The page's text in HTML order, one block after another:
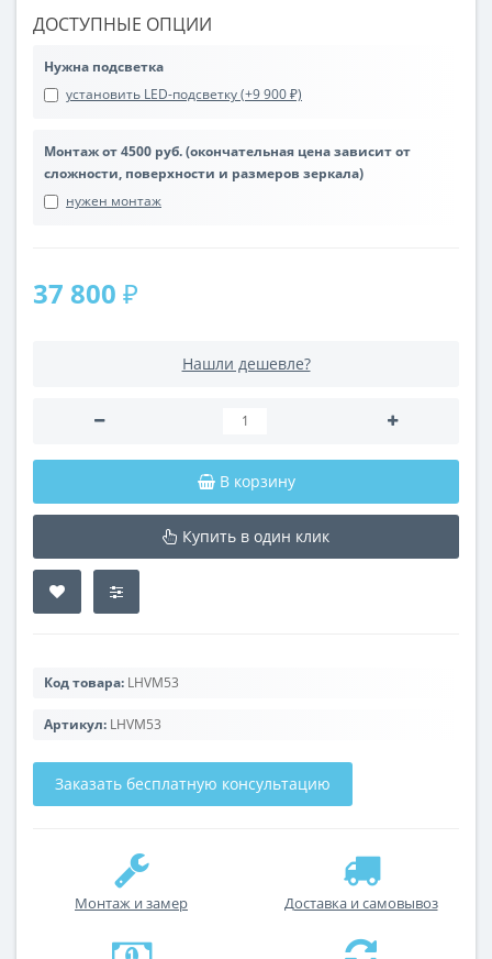
ДОСТУПНЫЕ ОПЦИИ
Нужна подсветка
установить LED-подсветку (+9 900 ₽)
Монтаж от 4500 руб. (окончательная цена зависит от
сложности, поверхности и размеров зеркала)
нужен монтаж
37 800 ₽
Нашли дешевле?
В корзину
Купить в один клик
Код товара: LHVM53
Артикул: LHVM53
Заказать бесплатную консультацию
Монтаж и замер Доставка и самовывоз